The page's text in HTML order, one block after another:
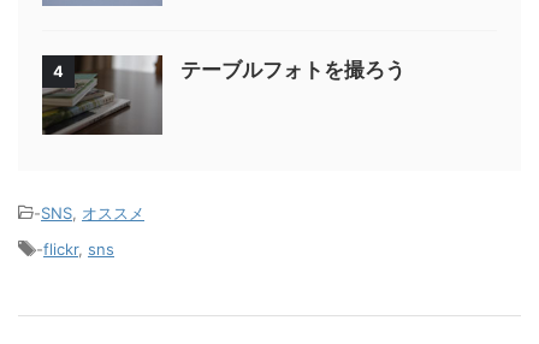
4 テーブルフォトを撮ろう
-SNS オススメ
-flickr, sns